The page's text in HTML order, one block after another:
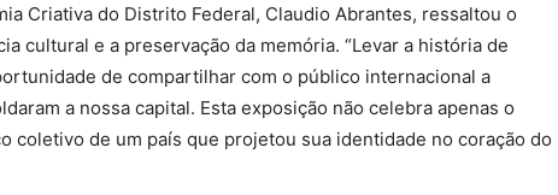
Criativa do Distrito Federal, Claudio Abrantes, ressaltou o
cultural e a preservação da memória. “Levar a história de
de compartilhar com o público internacional a
a nossa capital. Esta exposição não celebra apenas o
coletivo de um país que projetou sua identidade no coração do